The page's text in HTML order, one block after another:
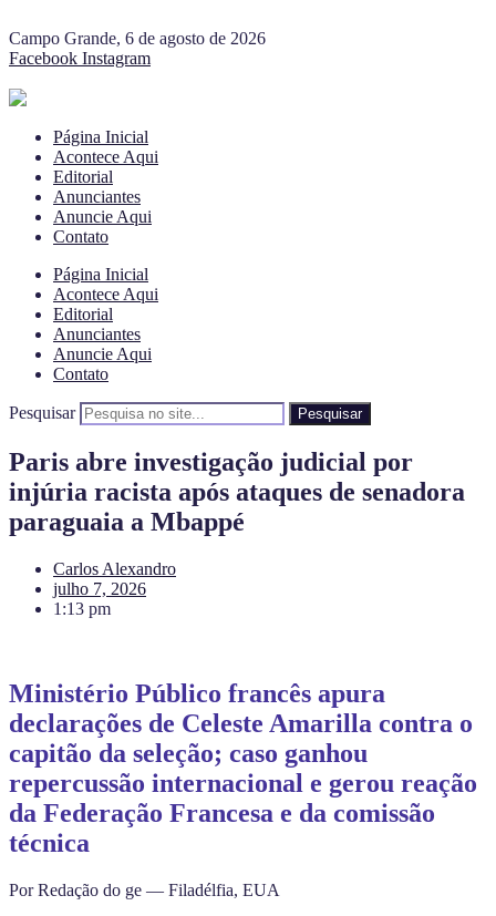
Campo Grande, 6 de agosto de 2026
Facebook Instagram
Página Inicial
Acontece Aqui
Editorial
Anunciantes
Anuncie Aqui
Contato
Página Inicial
Acontece Aqui
Editorial
Anunciantes
Anuncie Aqui
Contato
Pesquisar Pesquisar
Paris abre investigação judicial por
injúria racista após ataques de senadora
paraguaia a Mbappé
Carlos Alexandro
julho 7, 2026
1:13 pm
Ministério Público francês apura
declarações de Celeste Amarilla contra o
capitão da seleção; caso ganhou
repercussão internacional e gerou reação
da Federação Francesa e da comissão
técnica
Por Redação do ge — Filadélfia, EUA